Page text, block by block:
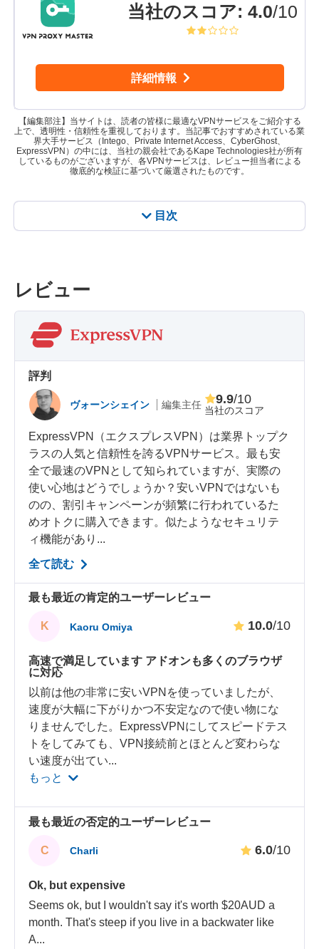
目次
当社のスコア: 4.0/10
詳細情報
【編集部注】当サイトは、読者の皆様に最適なVPNサービスをご紹介する
上で、透明性・信頼性を重視しております。当記事でおすすめされている業
界大手サービス（Intego、Private Internet Access、CyberGhost、
ExpressVPN）の中には、当社の親会社であるKape Technologies社が所有
しているものがございますが、各VPNサービスは、レビュー担当者による
徹底的な検証に基づいて厳選されたものです。
レビュー
評判
ヴォーンシェイン 編集主任 当社のスコア
9.9/10
ExpressVPN（エクスプレスVPN）は業界トップク
ラスの人気と信頼性を誇るVPNサービス。最も安
全で最速のVPNとして知られていますが、実際の
使い心地はどうでしょうか？安いVPNではないも
のの、割引キャンペーンが頻繁に行われているた
めオトクに購入できます。似たようなセキュリテ
ィ機能があり...
全て読む
最も最近の肯定的ユーザーレビュー
K Kaoru Omiya 10.0/10
高速で満足しています アドオンも多くのブラウザ
に対応
以前は他の非常に安いVPNを使っていましたが、
速度が大幅に下がりかつ不安定なので使い物にな
りませんでした。ExpressVPNにしてスピードテス
トをしてみても、VPN接続前とほとんど変わらな
い速度が出てい...
もっと
最も最近の否定的ユーザーレビュー
C Charli 6.0/10
Ok, but expensive
Seems ok, but I wouldn't say it's worth $20AUD a
month. That's steep if you live in a backwater like
A...